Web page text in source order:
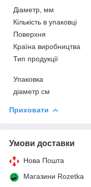
Діаметр, мм
Кількість в упаковці
Поверхня
Країна виробництва
Тип продукції
Упаковка
діаметр см
Приховати
Умови доставки
Нова Пошта
Магазини Rozetka